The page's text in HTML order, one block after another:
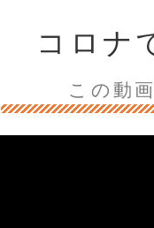
コロナ
この動